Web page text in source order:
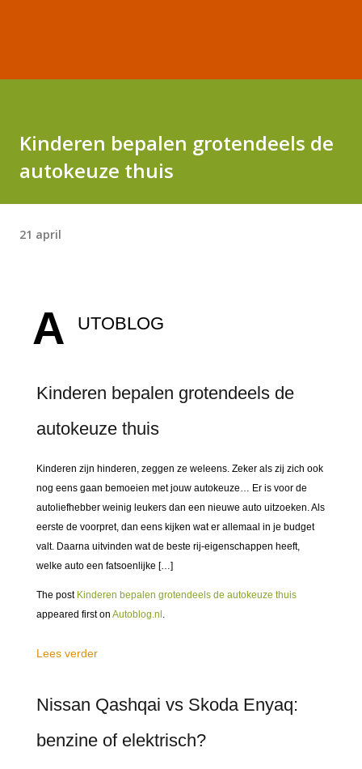
Kinderen bepalen grotendeels de
autokeuze thuis
21 april
A UTOBLOG
Kinderen bepalen grotendeels de
autokeuze thuis
Kinderen zijn hinderen, zeggen ze weleens. Zeker als zij zich ook
nog eens gaan bemoeien met jouw autokeuze… Er is voor de
autoliefhebber weinig leukers dan een nieuwe auto uitzoeken. Als
eerste de voorpret, dan eens kijken wat er allemaal in je budget
valt. Daarna uitvinden wat de beste rij-eigenschappen heeft,
welke auto een fatsoenlijke […]
The post Kinderen bepalen grotendeels de autokeuze thuis
appeared first on Autoblog.nl .
Lees verder
Nissan Qashqai vs Skoda Enyaq:
benzine of elektrisch?